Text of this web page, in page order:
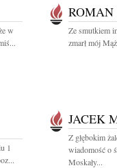
w
ROMAN
Ze smutkiem
zmarł mój
1
JACEK
Z głębokim
wiadomość o
Moskały...